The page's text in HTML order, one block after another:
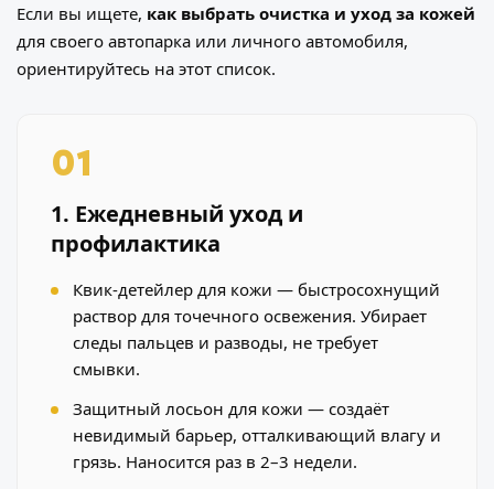
Если вы ищете, как выбрать очистка и уход за кожей
для своего автопарка или личного автомобиля,
ориентируйтесь на этот список.
01
1. Ежедневный уход и
профилактика
Квик-детейлер для кожи — быстросохнущий
раствор для точечного освежения. Убирает
следы пальцев и разводы, не требует
смывки.
Защитный лосьон для кожи — создаёт
невидимый барьер, отталкивающий влагу и
грязь. Наносится раз в 2–3 недели.